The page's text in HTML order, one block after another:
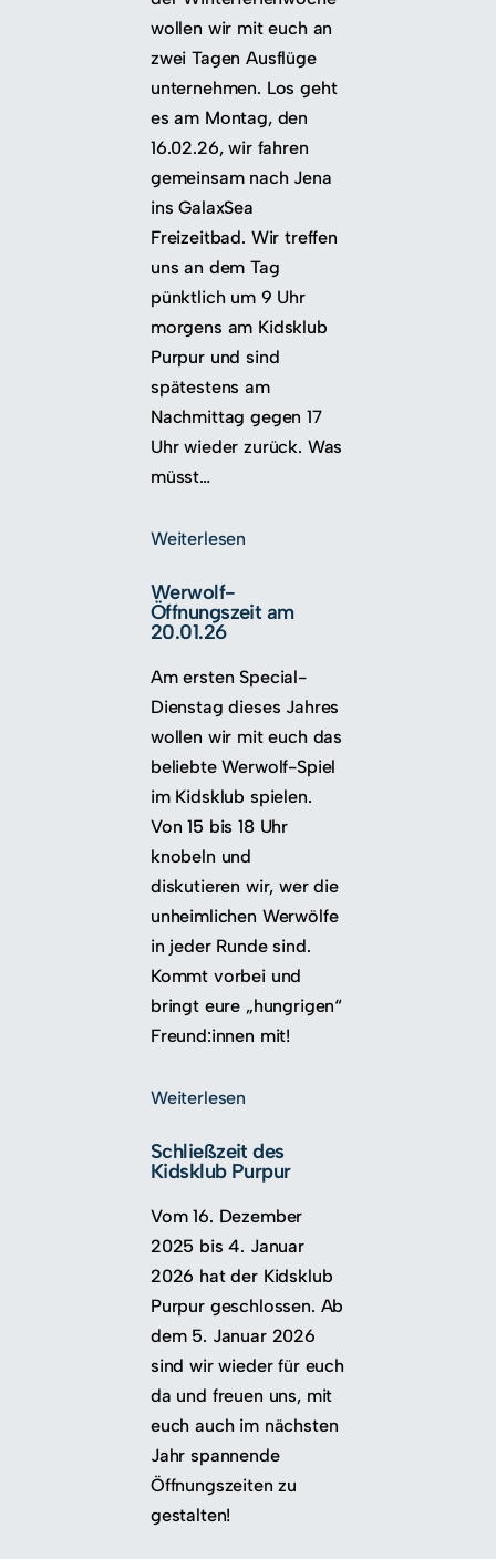
wollen wir mit euch an
zwei Tagen Ausflüge
unternehmen. Los geht
es am Montag, den
16.02.26, wir fahren
gemeinsam nach Jena
ins GalaxSea
Freizeitbad. Wir treffen
uns an dem Tag
pünktlich um 9 Uhr
morgens am Kidsklub
Purpur und sind
spätestens am
Nachmittag gegen 17
Uhr wieder zurück. Was
müsst…
Weiterlesen
Werwolf-
Öffnungszeit am
20.01.26
Am ersten Special-
Dienstag dieses Jahres
wollen wir mit euch das
beliebte Werwolf-Spiel
im Kidsklub spielen.
Von 15 bis 18 Uhr
knobeln und
diskutieren wir, wer die
unheimlichen Werwölfe
in jeder Runde sind.
Kommt vorbei und
bringt eure „hungrigen“
Freund:innen mit!
Weiterlesen
Schließzeit des
Kidsklub Purpur
Vom 16. Dezember
2025 bis 4. Januar
2026 hat der Kidsklub
Purpur geschlossen. Ab
dem 5. Januar 2026
sind wir wieder für euch
da und freuen uns, mit
euch auch im nächsten
Jahr spannende
Öffnungszeiten zu
gestalten!